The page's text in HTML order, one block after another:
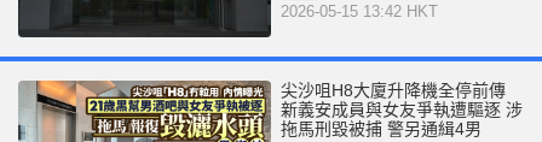
2026-05-15 13:42 HKT
尖沙咀H8大廈升降機全停前傳
新義安成員與女友爭執遭驅逐 涉
拖馬刑毀被捕 警另通緝4男